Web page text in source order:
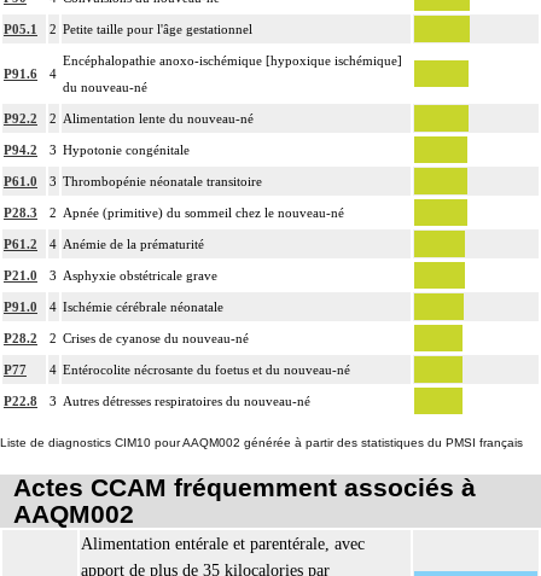
P05.1 2 Petite taille pour l'âge gestationnel
P91.6 4
Encéphalopathie anoxo-ischémique [hypoxique ischémique]
du nouveau-né
P92.2 2 Alimentation lente du nouveau-né
P94.2 3 Hypotonie congénitale
P61.0 3 Thrombopénie néonatale transitoire
P28.3 2 Apnée (primitive) du sommeil chez le nouveau-né
P61.2 4 Anémie de la prématurité
P21.0 3 Asphyxie obstétricale grave
P91.0 4 Ischémie cérébrale néonatale
P28.2 2 Crises de cyanose du nouveau-né
P77 4 Entérocolite nécrosante du foetus et du nouveau-né
P22.8 3 Autres détresses respiratoires du nouveau-né
Liste de diagnostics CIM10 pour AAQM002 générée à partir des statistiques du PMSI français
Actes CCAM fréquemment associés à
AAQM002
Alimentation entérale et parentérale, avec
apport de plus de 35 kilocalories par